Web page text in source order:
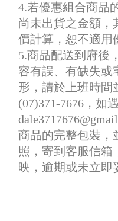
4.若優惠組合商品
尚未出貨之金額，
價計算，恕不適用
5.商品配送到府後
容有誤、有缺失或
形，請於上班時間
(07)371-7676，如
商品的完整包裝，
照，寄到客服信箱
映，逾期或未立即